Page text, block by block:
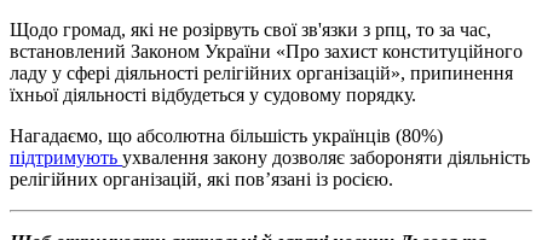
Щодо громад, які не розірвуть свої зв'язки з рпц, то за час,
встановлений Законом України «Про захист конституційного
ладу у сфері діяльності релігійних організацій», припинення
їхньої діяльності відбудеться у судовому порядку.
Нагадаємо, що абсолютна більшість українців (80%)
підтримують ухвалення закону дозволяє забороняти діяльність
релігійних організацій, які пов’язані із росією.